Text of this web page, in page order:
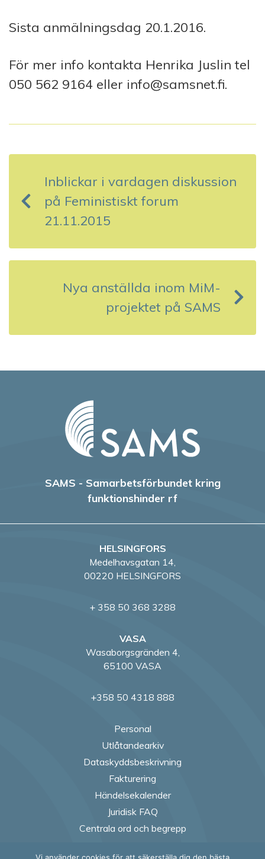
Sista anmälningsdag 20.1.2016.
För mer info kontakta Henrika Juslin tel
050 562 9164 eller info@samsnet.fi.
n
g
a
v
n
Inblickar i vardagen diskussion
på Feministiskt forum
21.11.2015
Nya anställda inom MiM-
projektet på SAMS
SAMS - Samarbetsförbundet kring
funktionshinder rf
HELSINGFORS
Medelhavsgatan 14,
00220 HELSINGFORS
+ 358 50 368 3288
VASA
Wasaborgsgränden 4,
65100 VASA
+358 50 4318 888
Personal
Utlåtandearkiv
Dataskyddsbeskrivning
Fakturering
Händelsekalender
Juridisk FAQ
Centrala ord och begrepp